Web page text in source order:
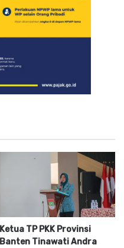
Ketua TP PKK Provinsi
Banten Tinawati Andra